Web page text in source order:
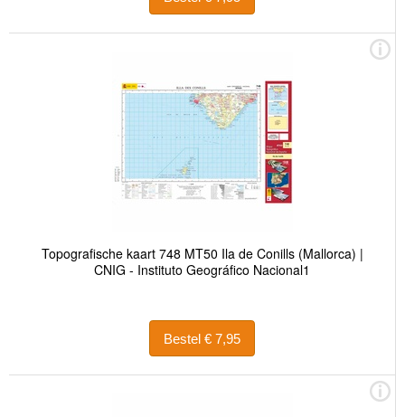
Topografische kaart 748 MT50 Ila de Conills (Mallorca) |
CNIG - Instituto Geográfico Nacional1
Bestel € 7,95